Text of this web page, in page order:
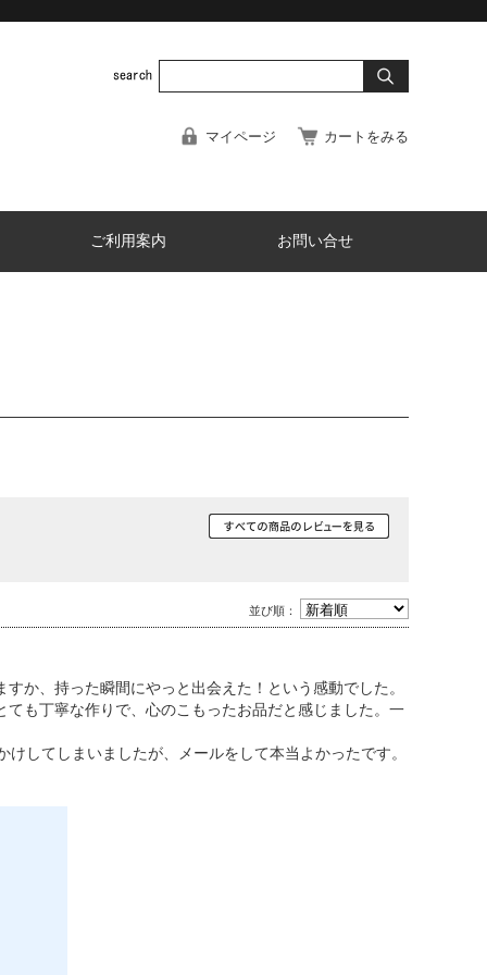
マイページ カートをみる
ご利用案内 お問い合せ
並び順：
か、持った瞬間にやっと出会えた！という感動でした。
も丁寧な作りで、心のこもったお品だと感じました。一
してしまいましたが、メールをして本当よかったです。